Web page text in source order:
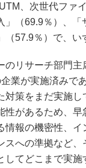
、次世代ファ
」（69.9％）、
（57.9％）で、い
リサーチ部門主
業が実施済みで
対策をまだ実施
性があるため、
情報の機密性、
スへの準拠など
してどこまで実